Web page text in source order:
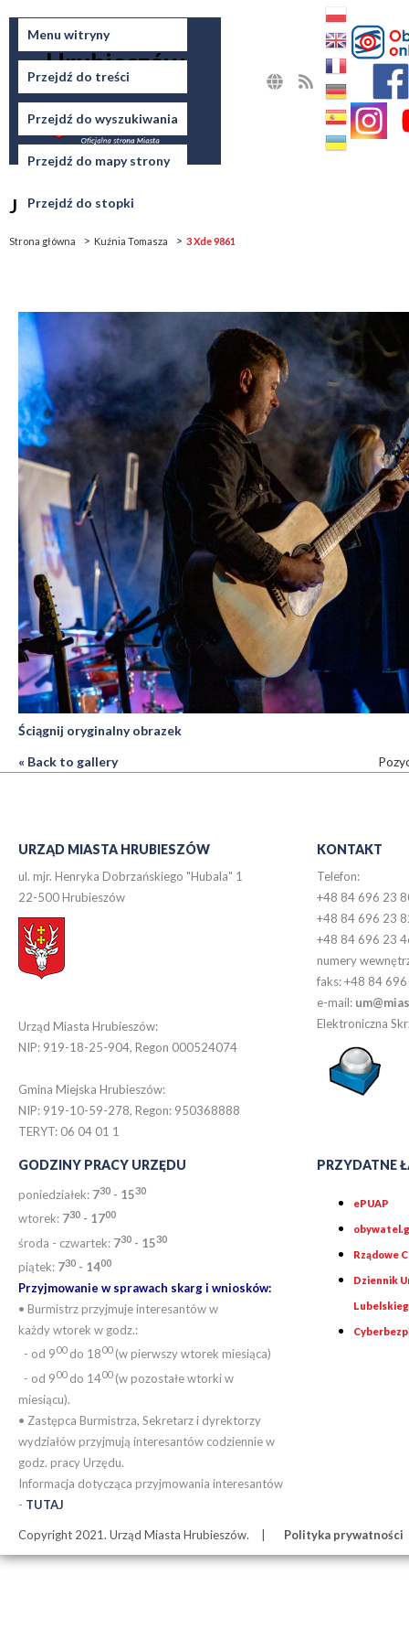
Menu witryny
Przejdź do treści
Przejdź do wyszukiwania
Przejdź do mapy strony
Przejdź do stopki
Miasto
Hrubieszów
Jesteś tutaj
Strona główna Kuźnia Tomasza 3 Xde 9861
Ściągnij oryginalny obrazek
« Back to gallery
URZĄD MIASTA HRUBIESZÓW
ul. mjr. Henryka Dobrzańskiego "Hubala" 1
22-500 Hrubieszów
Urząd Miasta Hrubieszów:
NIP: 919-18-25-904, Regon 000524074
Gmina Miejska Hrubieszów:
NIP: 919-10-59-278, Regon: 950368888
TERYT: 06 04 01 1
KONTAKT
Telefon:
+48 84 696 23
+48 84 696 23
+48 84 696 23
numery
faks: +48 84
e-mail:
Elektroniczna
GODZINY PRACY URZĘDU
poniedziałek: 730 - 1530
wtorek: 730 - 1700
środa - czwartek: 730 - 1530
piątek: 730 - 1400
Przyjmowanie w sprawach skarg i wniosków:
• Burmistrz przyjmuje interesantów w
każdy wtorek w godz.:
- od 900do 1800(w pierwszy wtorek miesiąca)
- od 900do 1400(w pozostałe wtorki w
miesiącu).
• Zastępca Burmistrza, Sekretarz i dyrektorzy
wydziałów przyjmują interesantów codziennie w
godz. pracy Urzędu.
Informacja dotycząca przyjmowania interesantów
- TUTAJ
PRZYDATNE
ePUAP
Rządowe
Dziennik
Copyright 2021. Urząd Miasta Hrubieszów. Polityka prywatności